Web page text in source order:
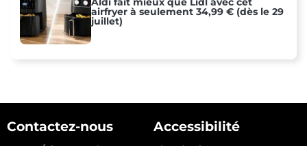
airfryer à seulement 34,99 € (dès le 29
juillet)
Contactez-nous Accessibilité